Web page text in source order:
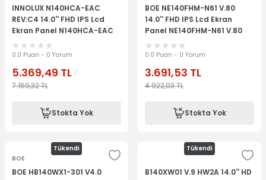
INNOLUX N140HCA-EAC
REV:C4 14.0'' FHD IPS Lcd
Ekran Panel N140HCA-EAC
REV:C4
0.0 Puan - 0 Yorum
5.369,49 TL
7.159,32TL
Stokta Yok
BOE NE140FHM-N61 V.80
14.0'' FHD IPS Lcd Ekran
Panel NE140FHM-N61 V.80
0.0 Puan - 0 Yorum
3.691,53 TL
4.922,03TL
Stokta Yok
Tükendi
BOE
BOE HB140WX1-301 V4.0
Tükendi
B140XW01 V.9 HW2A 14.0'' HD